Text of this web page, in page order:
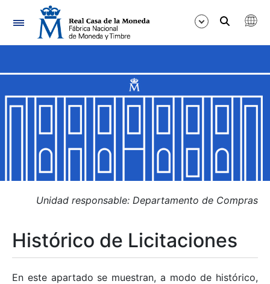
Navegación
Mostrar/Ocultar
Mostrar/Ocultar
Mostrar/Ocultar
Mostrar/Ocultar
Unidad responsable: Departamento de Compras
Histórico de Licitaciones
En este apartado se muestran, a modo de histórico,